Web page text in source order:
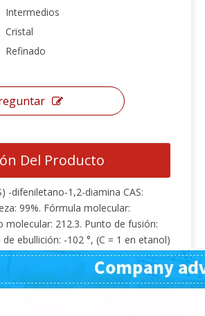
Intermedios
Cristal
Refinado
Del Producto
-difeniletano-1,2-diamina CAS:
99%. Fórmula molecular:
molecular: 212.3. Punto de fusión:
ebullición: -102 °, (C = 1 en etanol)